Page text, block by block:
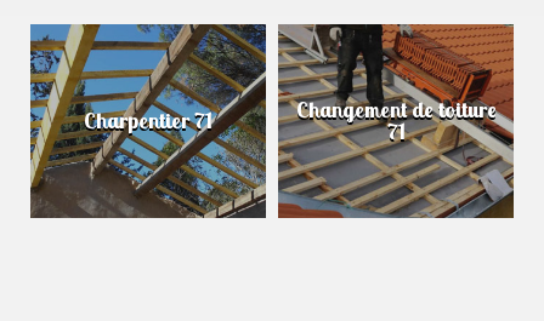
Charpentier 71 Changement de toiture
71